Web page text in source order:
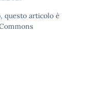
questo articolo è